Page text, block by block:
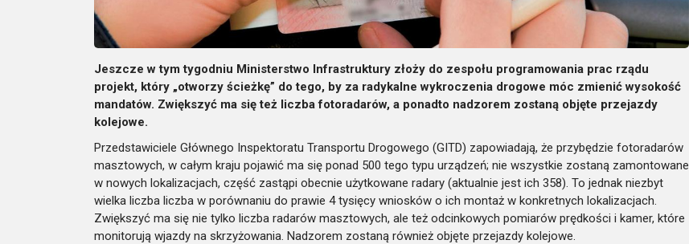
Jeszcze w tym tygodniu Ministerstwo Infrastruktury złoży do zespołu programowania prac rządu
projekt, który „otworzy ścieżkę” do tego, by za radykalne wykroczenia drogowe móc zmienić wysokość
mandatów. Zwiększyć ma się też liczba fotoradarów, a ponadto nadzorem zostaną objęte przejazdy
kolejowe.
Przedstawiciele Głównego Inspektoratu Transportu Drogowego (GITD) zapowiadają, że przybędzie fotoradarów
masztowych, w całym kraju pojawić ma się ponad 500 tego typu urządzeń; nie wszystkie zostaną zamontowane
w nowych lokalizacjach, część zastąpi obecnie użytkowane radary (aktualnie jest ich 358). To jednak niezbyt
wielka liczba liczba w porównaniu do prawie 4 tysięcy wniosków o ich montaż w konkretnych lokalizacjach.
Zwiększyć ma się nie tylko liczba radarów masztowych, ale też odcinkowych pomiarów prędkości i kamer, które
monitorują wjazdy na skrzyżowania. Nadzorem zostaną również objęte przejazdy kolejowe.